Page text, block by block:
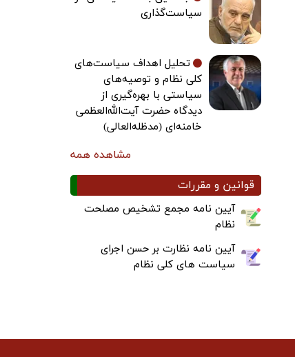
سیاست‌گذاری
تحلیل اهداف سیاست‌های
کلی نظام و توصیه‌های
سیاستی با بهره‌گیری از
دیدگاه حضرت آیت‌الله‌العظمی
خامنه‌ای (مدظله‌العالی)
مشاهده همه
قوانین و مقررات
آیین نامه مجمع تشخیص مصلحت
نظام
آیین نامه نظارت بر حسن اجرای
سیاست های کلی نظام